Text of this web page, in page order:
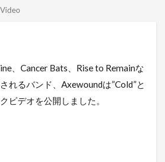
、Cancer Bats、Rise to Remainな
れるバンド、Axewoundは”Cold”と
ビデオを公開しました。